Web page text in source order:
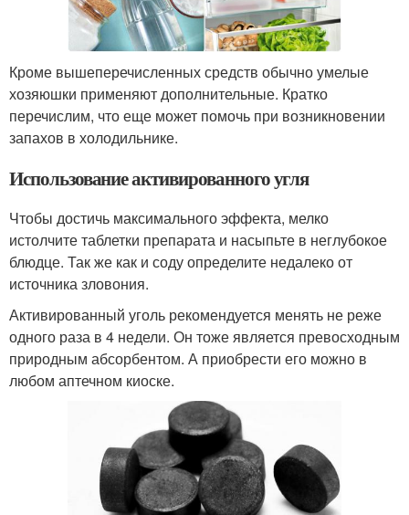
Кроме вышеперечисленных средств обычно умелые
хозяюшки применяют дополнительные. Кратко
перечислим, что еще может помочь при возникновении
запахов в холодильнике.
Использование активированного угля
Чтобы достичь максимального эффекта, мелко
истолчите таблетки препарата и насыпьте в неглубокое
блюдце. Так же как и соду определите недалеко от
источника зловония.
Активированный уголь рекомендуется менять не реже
одного раза в 4 недели. Он тоже является превосходным
природным абсорбентом. А приобрести его можно в
любом аптечном киоске.